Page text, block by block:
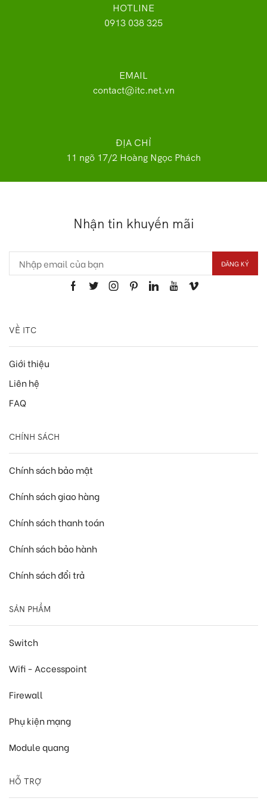
HOTLINE
0913 038 325
EMAIL
contact@itc.net.vn
ĐỊA CHỈ
11 ngõ 17/2 Hoàng Ngọc Phách
Nhận tin khuyến mãi
VỀ ITC
Giới thiệu
Liên hệ
FAQ
CHÍNH SÁCH
Chính sách bảo mật
Chính sách giao hàng
Chính sách thanh toán
Chính sách bảo hành
Chính sách đổi trả
SẢN PHẨM
Switch
Wifi - Accesspoint
Firewall
Phụ kiện mạng
Module quang
HỖ TRỢ